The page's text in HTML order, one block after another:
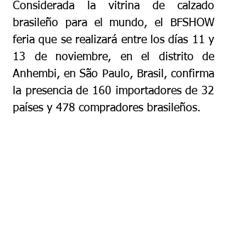
Considerada la vitrina de calzado
brasileño para el mundo, el BFSHOW
feria que se realizará entre los días 11 y
13 de noviembre, en el distrito de
Anhembi, en São Paulo, Brasil, confirma
la presencia de 160 importadores de 32
países y 478 compradores brasileños.